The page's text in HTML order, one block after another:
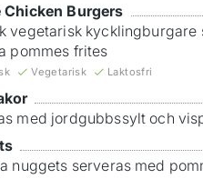
Chicken Burgers
vegetarisk
pommes frites
Vegetarisk Laktosfri
med jordgubbssylt och
nuggets serveras med